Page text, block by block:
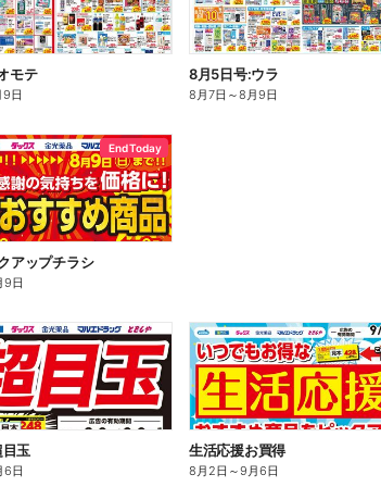
モテ
日
8月5日号:ウラ
8月7日 ～8月9日
End Today
アップチラシ
9日
玉
6日
生活応援お買得
8月2日 ～9月6日